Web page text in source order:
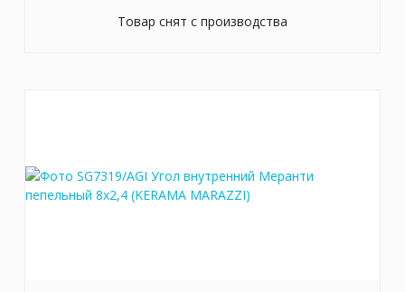
Товар снят с производства